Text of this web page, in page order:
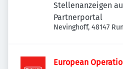
Stellenanzeigen
Partnerportal
Nevinghoff, 48147
European